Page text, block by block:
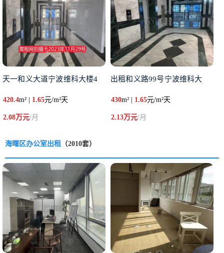
天一和义大道宁波维科大楼4
420.4m² | 1.65元/m²天
2.08万元/月
出租和义路99号宁波维科大
430m² | 1.65元/m²天
2.13万元/月
海曙区办公室出租 （2010套）